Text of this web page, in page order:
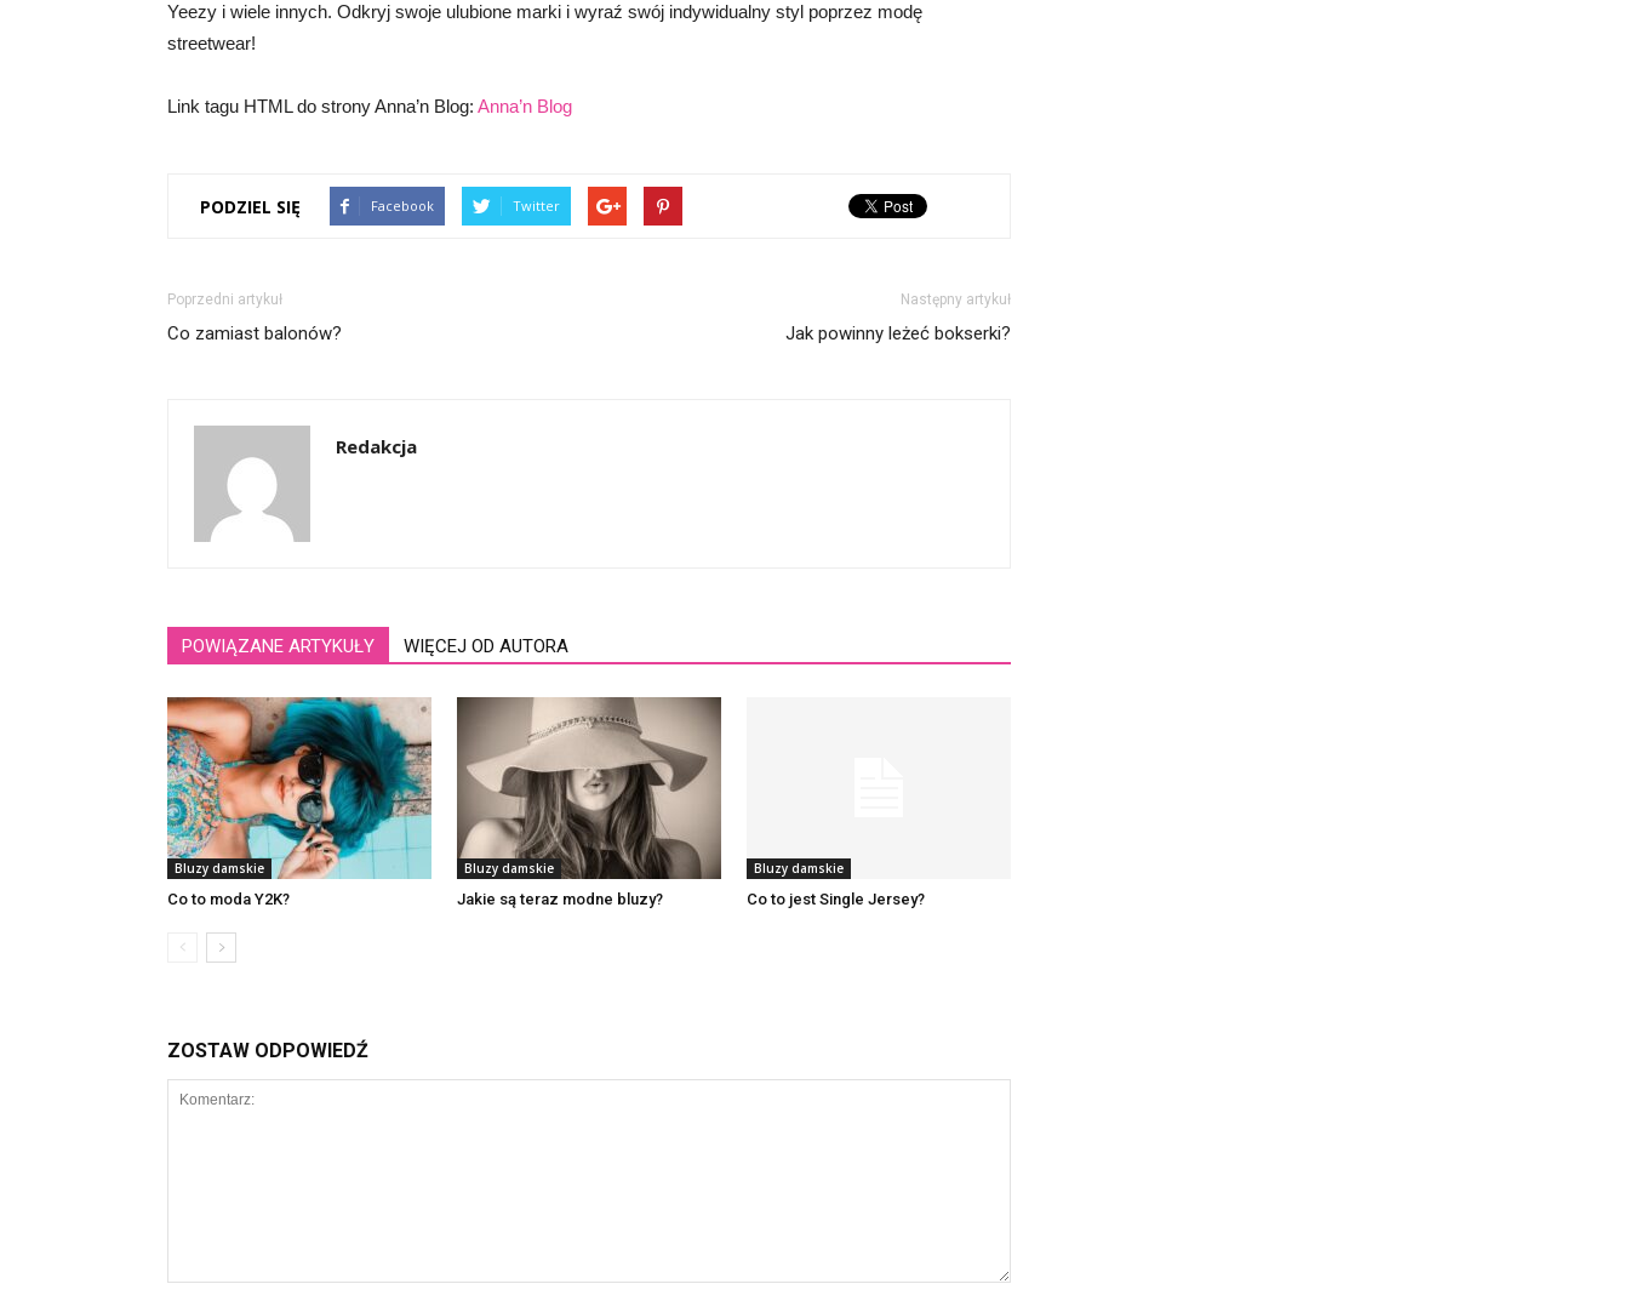
Yeezy i wiele innych. Odkryj swoje ulubione marki i wyraź swój indywidualny styl poprzez modę
streetwear!
Link tagu HTML do strony Anna’n Blog: Anna’n Blog
PODZIEL SIĘ Facebook Twitter
Poprzedni artykuł
Co zamiast balonów?
Następny artykuł
Jak powinny leżeć bokserki?
Redakcja
POWIĄZANE ARTYKUŁY WIĘCEJ OD AUTORA
Bluzy damskie
Co to moda Y2K?
Bluzy damskie
Jakie są teraz modne bluzy?
Bluzy damskie
Co to jest Single Jersey?
ZOSTAW ODPOWIEDŹ